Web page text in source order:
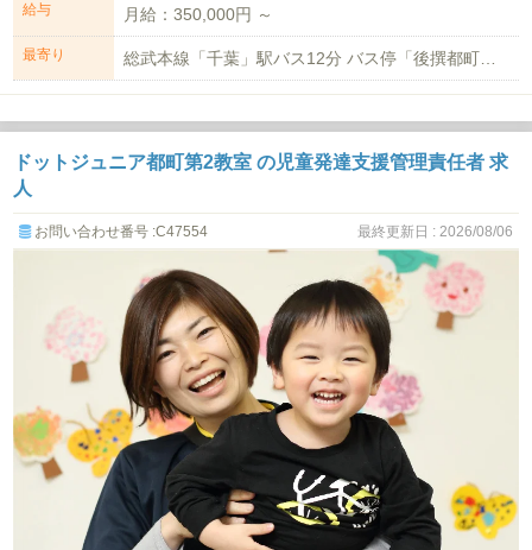
給与 月給：350,000円 ～
最寄り
ドットジュニア都町第2教室 の児童発達支援管理責任者 求
人
お問い合わせ番号 :C47554 最終更新日 : 2026/08/06